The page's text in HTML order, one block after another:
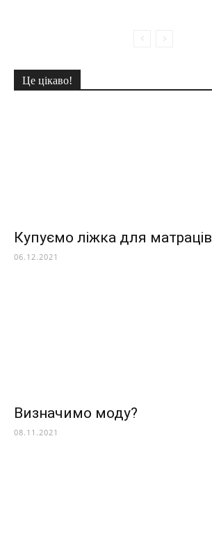
Це цікаво!
Купуємо ліжка для матраців
06.12.2021
Визначимо моду?
08.11.2021